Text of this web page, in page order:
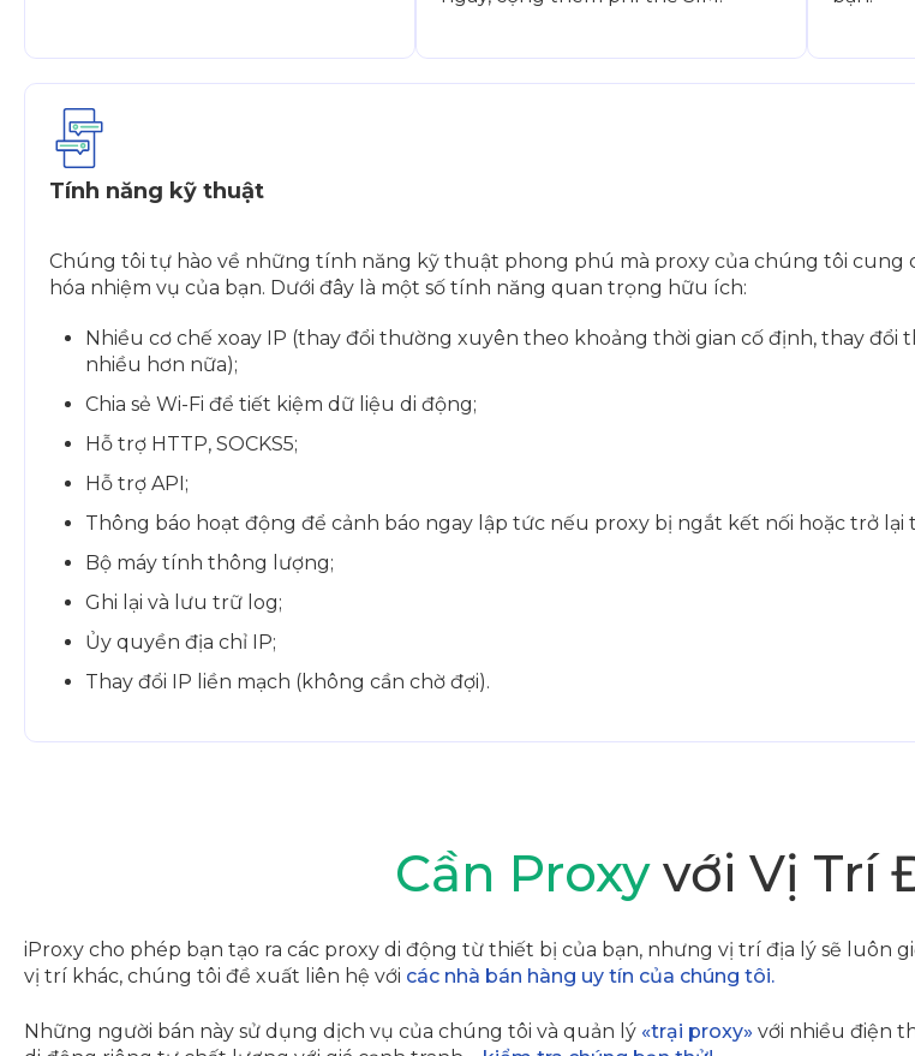
Tính năng kỹ thuật
Chúng tôi tự hào về những tính năng kỹ thuật phong phú mà proxy của chúng tôi cung
hóa nhiệm vụ của bạn. Dưới đây là một số tính năng quan trọng hữu ích:
Nhiều cơ chế xoay IP (thay đổi thường xuyên theo khoảng thời gian cố định, thay
nhiều hơn nữa);
Chia sẻ Wi-Fi để tiết kiệm dữ liệu di động;
Hỗ trợ HTTP, SOCKS5;
Hỗ trợ API;
Thông báo hoạt động để cảnh báo ngay lập tức nếu proxy bị ngắt kết nối hoặc trở lại
Bộ máy tính thông lượng;
Ghi lại và lưu trữ log;
Ủy quyền địa chỉ IP;
Thay đổi IP liền mạch (không cần chờ đợi).
Cần Proxy với Vị Trí
iProxy cho phép bạn tạo ra các proxy di động từ thiết bị của bạn, nhưng vị trí địa lý sẽ
vị trí khác, chúng tôi đề xuất liên hệ với các nhà bán hàng uy tín của chúng tôi.
Những người bán này sử dụng dịch vụ của chúng tôi và quản lý «trại proxy» với nhiều điện